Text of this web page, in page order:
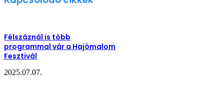
Félszáznál is több
programmal vár a Hajómalom
Fesztivál
2025.07.07.